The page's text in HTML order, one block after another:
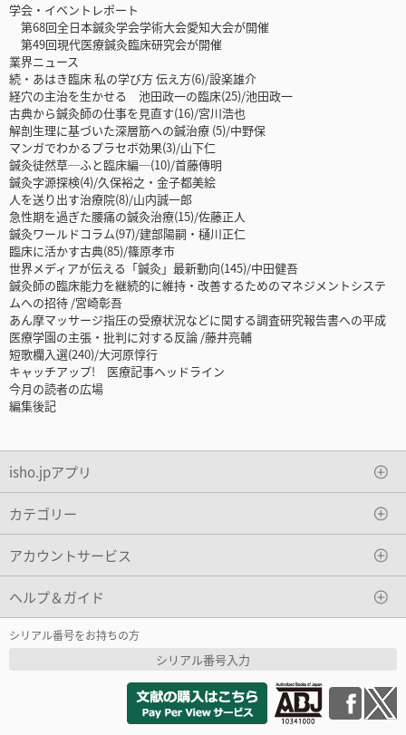
学会・イベントレポート
第68回全日本鍼灸学会学術大会愛知大会が開催
第49回現代医療鍼灸臨床研究会が開催
業界ニュース
続・あはき臨床 私の学び方 伝え方(6)/設楽雄介
経穴の主治を生かせる 池田政一の臨床(25)/池田政一
古典から鍼灸師の仕事を見直す(16)/宮川浩也
解剖生理に基づいた深層筋への鍼治療 (5)/中野保
マンガでわかるプラセボ効果(3)/山下仁
鍼灸徒然草─ふと臨床編─(10)/首藤傳明
鍼灸字源探検(4)/久保裕之・金子都美絵
人を送り出す治療院(8)/山内誠一郎
急性期を過ぎた腰痛の鍼灸治療(15)/佐藤正人
鍼灸ワールドコラム(97)/建部陽嗣・樋川正仁
臨床に活かす古典(85)/篠原孝市
世界メディアが伝える「鍼灸」最新動向(145)/中田健吾
鍼灸師の臨床能力を継続的に維持・改善するためのマネジメントシステ
ムへの招待 /宮崎彰吾
あん摩マッサージ指圧の受療状況などに関する調査研究報告書への平成
医療学園の主張・批判に対する反論 /藤井亮輔
短歌欄入選(240)/大河原惇行
キャッチアップ! 医療記事ヘッドライン
今月の読者の広場
編集後記
isho.jpアプリ
カテゴリー
アカウントサービス
ヘルプ＆ガイド
シリアル番号をお持ちの方
シリアル番号入力